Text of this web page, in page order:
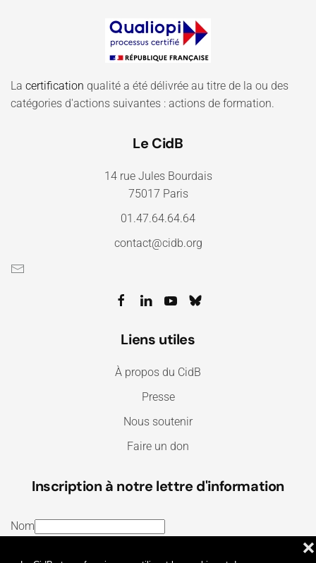
❌
La certification qualité a été délivrée au titre de la ou des
catégories d'actions suivantes : actions de formation.
Le CidB
14 rue Jules Bourdais
75017 Paris
01.47.64.64.64
contact@cidb.org
Liens utiles
À propos du CidB
Presse
Nous soutenir
Faire un don
Inscription à notre lettre d'information
Nom